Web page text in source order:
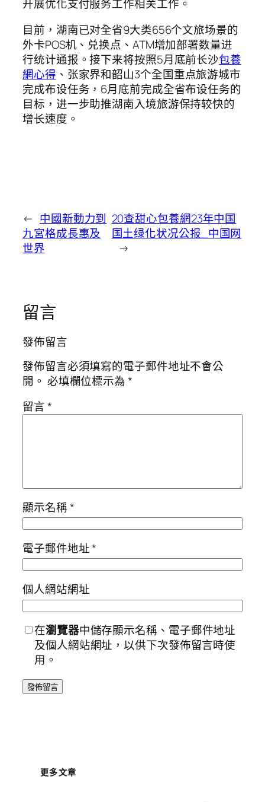
开展优化支付服务工作相关工作。
目前，湖南已对全省9大类656个文旅场景的
外卡POS机、兑换点、ATM增加部署数量进
行统计通报。接下来将按照5月底前长沙包養
網心得 、张家界和韶山3个全国重点旅游城市
完成布设任务，6月底前完成全省布设任务的
目标，进一步助推湖南入境旅游保持较快的
增长速度。
← 中國新動力到
九宮格成長惠及
世界
20查甜心包養網23年中国
国土绿化状况公报_中国网
→
留言
發佈留言
發佈留言必須填寫的電子郵件地址不會公
開。 必填欄位標示為*
留言*
顯示名稱*
電子郵件地址*
個人網站網址
在瀏覽器中儲存顯示名稱、電子郵件地址
及個人網站網址，以供下次發佈留言時使
用。
更多文章